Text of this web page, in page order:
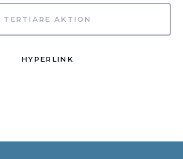
TERTIÄRE AKTION
HYPERLINK